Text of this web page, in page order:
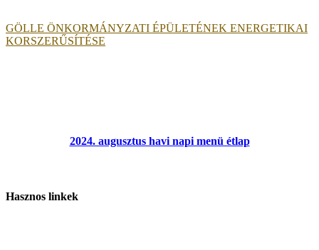
GÖLLE ÖNKORMÁNYZATI ÉPÜLETÉNEK ENERGETIKAI
KORSZERŰSÍTÉSE
2024. augusztus havi napi menü étlap
Hasznos linkek